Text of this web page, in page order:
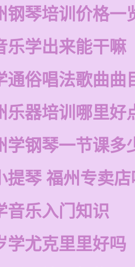
钢琴培训价格一
乐学出来能干嘛
通俗唱法歌曲曲
乐器培训哪里好
学钢琴一节课多
提琴 福州专卖
音乐入门知识
学尤克里里好吗